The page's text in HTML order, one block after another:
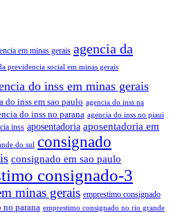
em minas gerais agencia da
previdencia social em minas gerais
do inss em minas gerais
do inss em sao paulo agencia do inss na
do inss no parana agencia do inss no piaui
inss aposentadoria aposentadoria em
do sul consignado
consignado em sao paulo
consignado-3
minas gerais emprestimo consignado
parana emprestimo consignado no rio grande